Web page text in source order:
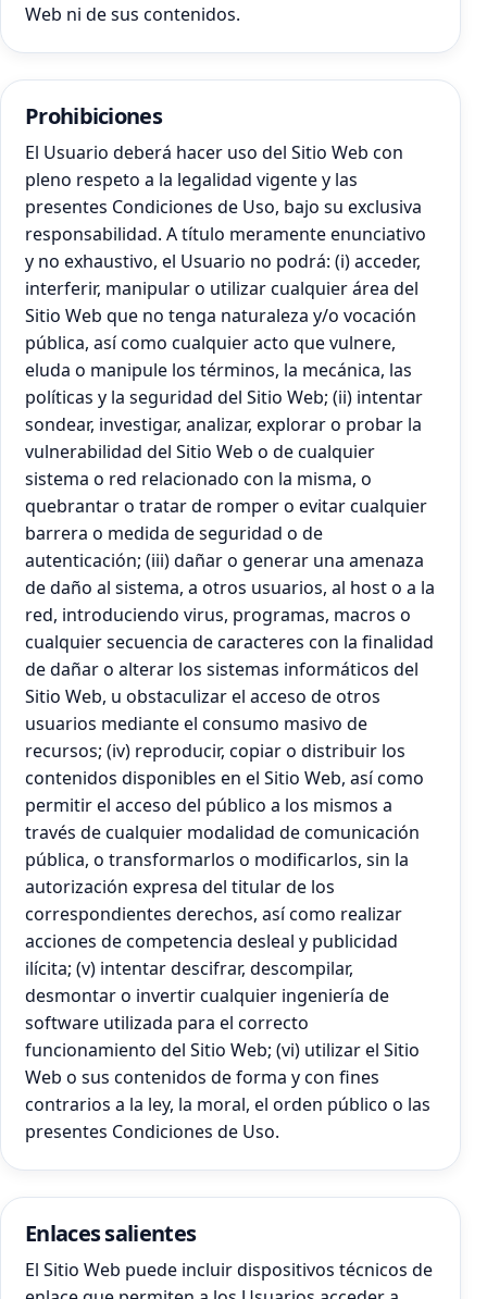
Web ni de sus contenidos.
Prohibiciones
El Usuario deberá hacer uso del Sitio Web con
pleno respeto a la legalidad vigente y las
presentes Condiciones de Uso, bajo su exclusiva
responsabilidad. A título meramente enunciativo
y no exhaustivo, el Usuario no podrá: (i) acceder,
interferir, manipular o utilizar cualquier área del
Sitio Web que no tenga naturaleza y/o vocación
pública, así como cualquier acto que vulnere,
eluda o manipule los términos, la mecánica, las
políticas y la seguridad del Sitio Web; (ii) intentar
sondear, investigar, analizar, explorar o probar la
vulnerabilidad del Sitio Web o de cualquier
sistema o red relacionado con la misma, o
quebrantar o tratar de romper o evitar cualquier
barrera o medida de seguridad o de
autenticación; (iii) dañar o generar una amenaza
de daño al sistema, a otros usuarios, al host o a la
red, introduciendo virus, programas, macros o
cualquier secuencia de caracteres con la finalidad
de dañar o alterar los sistemas informáticos del
Sitio Web, u obstaculizar el acceso de otros
usuarios mediante el consumo masivo de
recursos; (iv) reproducir, copiar o distribuir los
contenidos disponibles en el Sitio Web, así como
permitir el acceso del público a los mismos a
través de cualquier modalidad de comunicación
pública, o transformarlos o modificarlos, sin la
autorización expresa del titular de los
correspondientes derechos, así como realizar
acciones de competencia desleal y publicidad
ilícita; (v) intentar descifrar, descompilar,
desmontar o invertir cualquier ingeniería de
software utilizada para el correcto
funcionamiento del Sitio Web; (vi) utilizar el Sitio
Web o sus contenidos de forma y con fines
contrarios a la ley, la moral, el orden público o las
presentes Condiciones de Uso.
Enlaces salientes
El Sitio Web puede incluir dispositivos técnicos de